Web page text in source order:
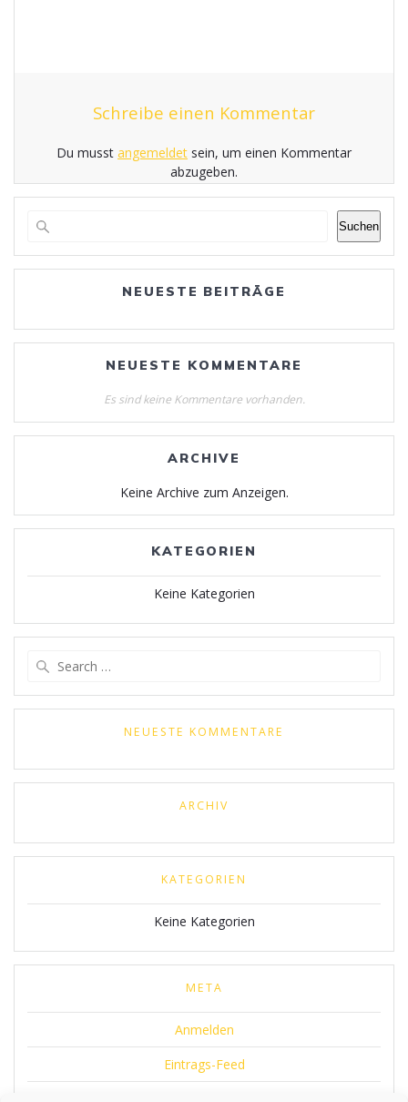
Schreibe einen Kommentar
Du musst angemeldet sein, um einen Kommentar
abzugeben.
Suchen
NEUESTE BEITRÄGE
NEUESTE KOMMENTARE
Es sind keine Kommentare vorhanden.
ARCHIVE
Keine Archive zum Anzeigen.
KATEGORIEN
Keine Kategorien
NEUESTE KOMMENTARE
ARCHIV
KATEGORIEN
Keine Kategorien
META
Anmelden
Eintrags-Feed